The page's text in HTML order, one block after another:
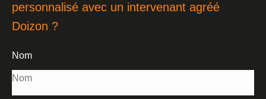
personnalisé avec un intervenant agréé
Doizon ?
Nom